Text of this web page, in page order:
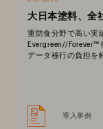
大日本塗料、全
重防食分野で高い実
Evergreen//Forever™
データ移行の負担を
導入事例